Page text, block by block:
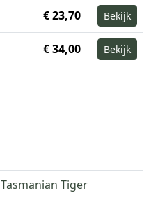
€ 23,70 Bekijk
€ 34,00 Bekijk
Tasmanian Tiger